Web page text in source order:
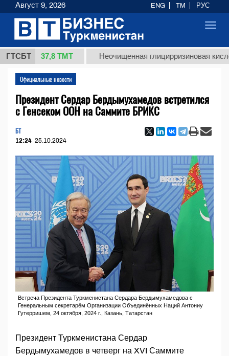
ГТСБТ
37,8 ТМТ Неочищенная глицирризиновая кислота
Официальные новости
Президент Сердар Бердымухамедов встретился
с Генсеком ООН на Саммите БРИКС
БТ
12:24 25.10.2024
Встреча Президента Туркменистана Сердара Бердымухамедова с
Генеральным секретарём Организации Объединённых Наций Антониу
Гутерришем, 24 октября, 2024 г., Казань, Татарстан
Президент Туркменистана Сердар
Бердымухамедов в четверг на XVI Саммите
Август 9, 2026 ENG TM РУС